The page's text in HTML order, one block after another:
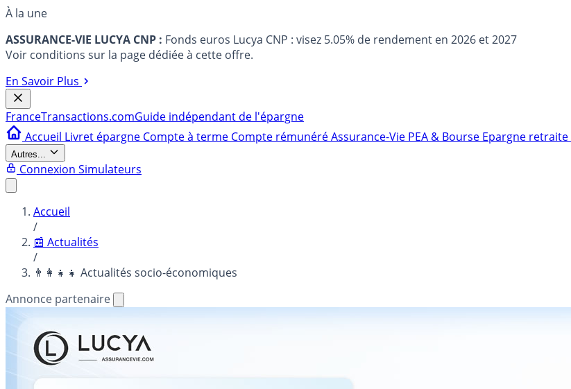
À la une
ASSURANCE-VIE LUCYA CNP : Fonds euros Lucya CNP : visez 5.05% de rendement en 2026 et 2027
Voir conditions sur la page dédiée à cette offre.
En Savoir Plus
FranceTransactions.comGuide indépendant de l'épargne
Accueil Livret épargne Compte à terme Compte rémunéréAssurance-Vie PEA & Bourse Epargne retraite
Autres...
Connexion Simulateurs
Accueil
/
📰 Actualités
/
👨‍👩‍👧‍👧 Actualités socio-économiques
Annonce partenaire